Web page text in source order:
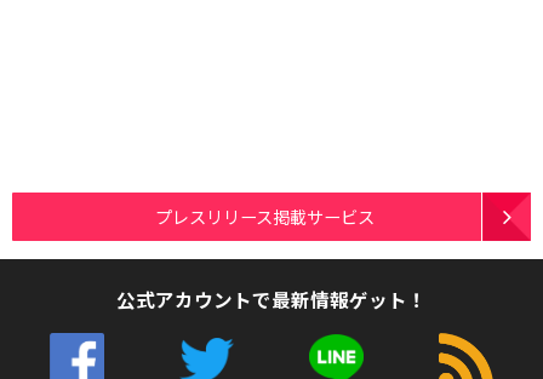
プレスリリース掲載サービス
公式アカウントで最新情報ゲット！